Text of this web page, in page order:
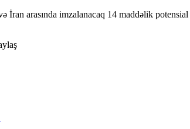
İran arasında imzalanacaq 14 maddəlik potensial